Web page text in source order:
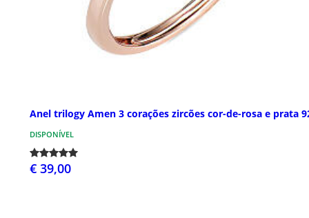
Anel trilogy Amen 3 corações zircões cor-de-rosa e prata
DISPONÍVEL
€ 39,00